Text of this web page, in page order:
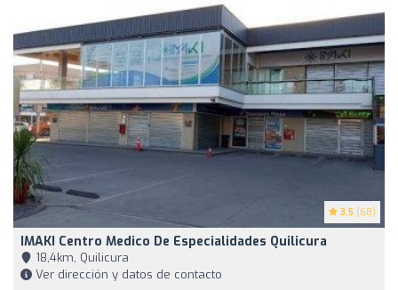
3.5 (68)
IMAKI Centro Medico De Especialidades Quilicura
18,4km, Quilicura
Ver dirección y datos de contacto